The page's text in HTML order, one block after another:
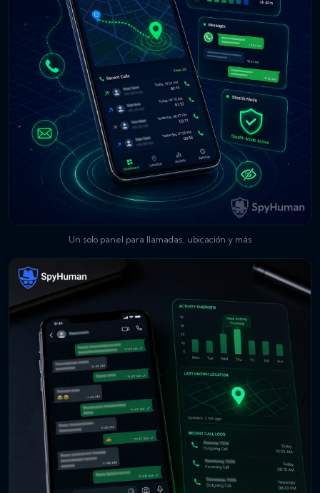
Un solo panel para llamadas, ubicación y más